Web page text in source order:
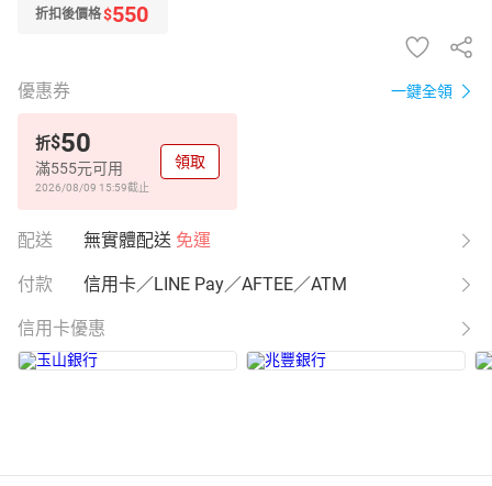
折扣後價格$550
優惠券 一鍵全領
折$50
滿555元可用
2026/08/09 15:59截止
領取
配送 無實體配送 免運
付款 信用卡／LINE Pay／AFTEE／ATM
信用卡優惠